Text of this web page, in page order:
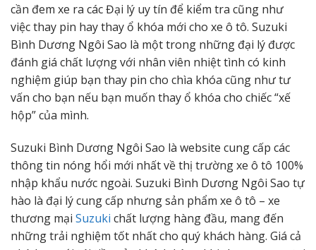
cần đem xe ra các Đại lý uy tín để kiểm tra cũng như
việc thay pin hay thay ổ khóa mới cho xe ô tô. Suzuki
Bình Dương Ngôi Sao là một trong những đại lý được
đánh giá chất lượng với nhân viên nhiệt tình có kinh
nghiệm giúp bạn thay pin cho chìa khóa cũng như tư
vấn cho bạn nếu bạn muốn thay ổ khóa cho chiếc “xế
hộp” của mình.
Suzuki Bình Dương Ngôi Sao là website cung cấp các
thông tin nóng hổi mới nhất về thị trường xe ô tô 100%
nhập khẩu nước ngoài. Suzuki Bình Dương Ngôi Sao tự
hào là đại lý cung cấp nhưng sản phẩm xe ô tô – xe
thương mại Suzuki chất lượng hàng đầu, mang đến
những trải nghiệm tốt nhất cho quý khách hàng. Giá cả